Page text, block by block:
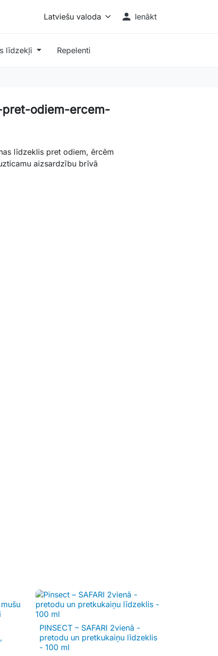
 Ienākt
līdzekļi Repelenti
odiem-ercem-
līdzeklis pret odiem, ērcēm
aizsardzību brīvā
 Īss ieskats
PINSECT – SAFARI 2vienā -
pretodu un pretkukaiņu līdzeklis
- 100 ml